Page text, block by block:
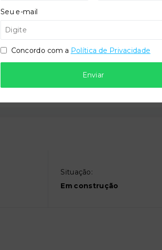
Situação:
Em construção
Seu e-mail
Concordo com a Política de Privacidade
Enviar